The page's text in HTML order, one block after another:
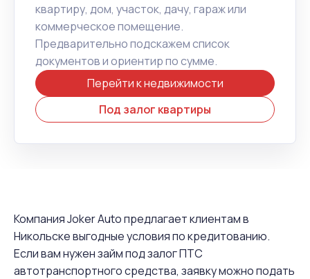
квартиру, дом, участок, дачу, гараж или
коммерческое помещение.
Предварительно подскажем список
документов и ориентир по сумме.
Перейти к недвижимости
Под залог квартиры
Компания Joker Auto предлагает клиентам в
Никольске выгодные условия по кредитованию.
Если вам нужен займ под залог ПТС
автотранспортного средства, заявку можно подать